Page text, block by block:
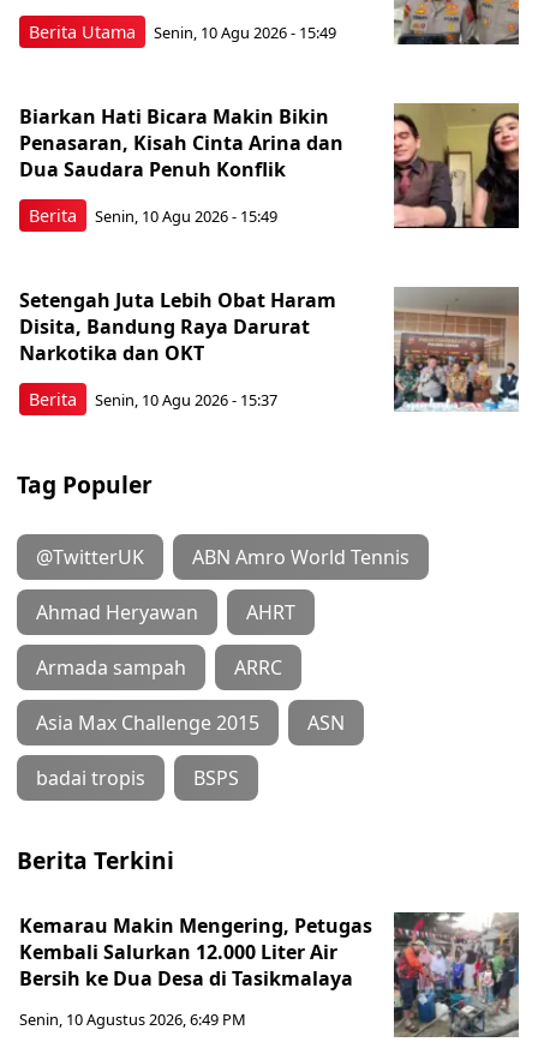
Berita Utama Senin, 10 Agu 2026 - 15:49
Berita
Biarkan Hati Bicara Makin Bikin
Penasaran, Kisah Cinta Arina dan
Dua Saudara Penuh Konflik
Senin, 10 Agu 2026 - 15:49
Berita
Setengah Juta Lebih Obat Haram
Disita, Bandung Raya Darurat
Narkotika dan OKT
Senin, 10 Agu 2026 - 15:37
Tag Populer
@TwitterUK ABN Amro World Tennis
Ahmad Heryawan AHRT
Armada sampah ARRC
Asia Max Challenge 2015 ASN
badai tropis BSPS
Berita Terkini
Kemarau Makin Mengering, Petugas
Kembali Salurkan 12.000 Liter Air
Bersih ke Dua Desa di Tasikmalaya
Senin, 10 Agustus 2026, 6:49 PM